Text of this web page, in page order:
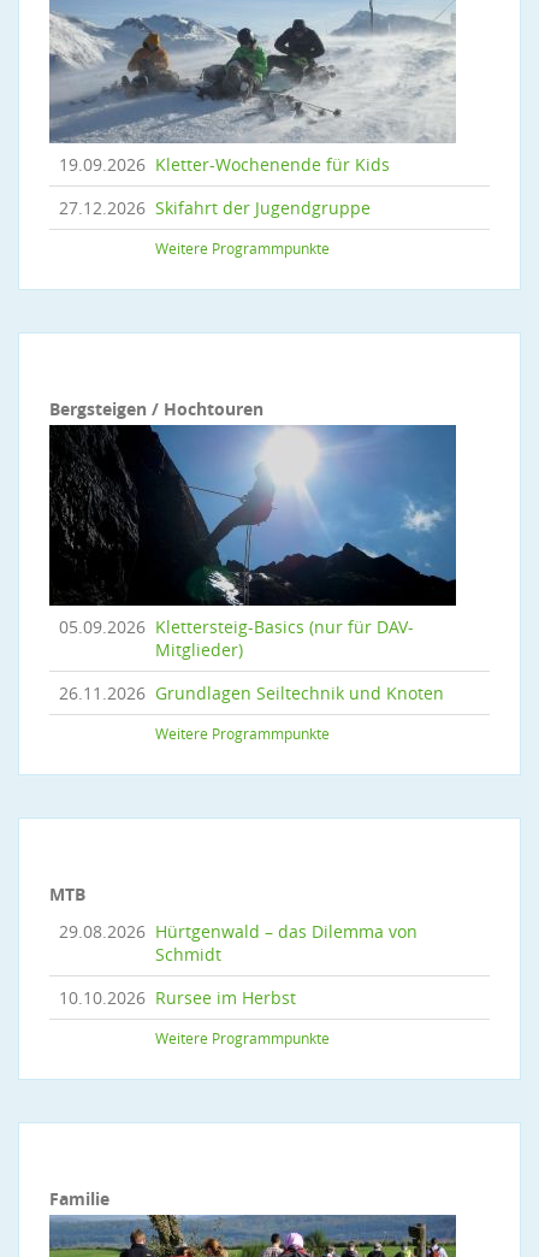
19.09.2026 Kletter-Wochenende für Kids
27.12.2026 Skifahrt der Jugendgruppe
Weitere Programmpunkte
Bergsteigen / Hochtouren
05.09.2026 Klettersteig-Basics (nur für DAV-
Mitglieder)
26.11.2026 Grundlagen Seiltechnik und Knoten
Weitere Programmpunkte
MTB
29.08.2026 Hürtgenwald – das Dilemma von
Schmidt
10.10.2026 Rursee im Herbst
Weitere Programmpunkte
Familie